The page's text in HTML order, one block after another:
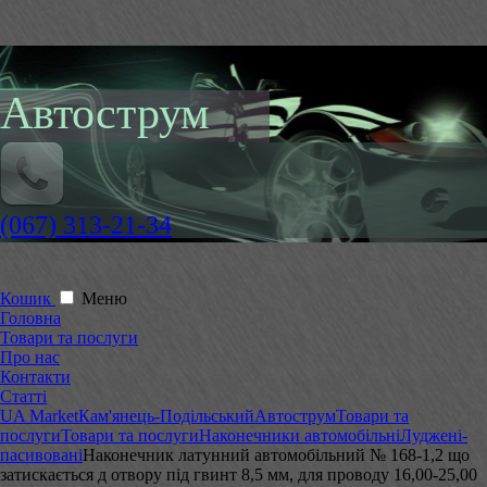
Автострум
(067) 313-21-34
Кошик
Меню
Головна
Товари та послуги
Про нас
Контакти
Статті
UA MarketКам'янець-ПодільськийАвтострумТовари та
послугиТовари та послугиНаконечники автомобільніЛуджені-
пасивованіНаконечник латунний автомобільний № 168-1,2 що
затискається д отвору під гвинт 8,5 мм, для проводу 16,00-25,00